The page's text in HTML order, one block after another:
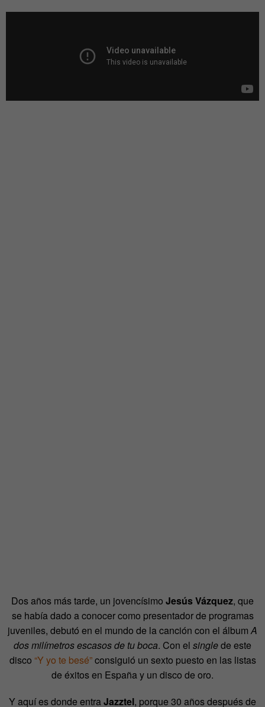
Dos años más tarde, un jovencísimo Jesús Vázquez, que
se había dado a conocer como presentador de programas
juveniles, debutó en el mundo de la canción con el álbumA
dos milímetros escasos de tu boca. Con el singlede este
disco “Y yo te besé”consiguió un sexto puesto en las listas
de éxitos en España y un disco de oro.
Y aquí es donde entraJazztel, porque 30 años después de